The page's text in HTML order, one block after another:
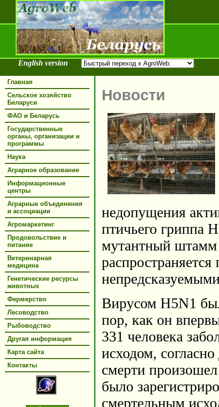
English version
Главная
Сельское хозяйство
Беларуси
ФАО и Беларусь
Государственные
органы, организации и
программы
Наука
Аграрное образование
Информационные
центры
Аграрные объединения
и ассоциации
Агромаркетинг
Продовольствие и
питание
Ветеринарная
медицина
Генетические ресурсы
животных
Фермерство
Лесоводство
Рыбоводство
Другая информация
Карта сайта
Контакты
Новости
недопущения
птичьего гриппа
мутантный штамм
Вирусом H5N1
пор, как он
331 человека
исходом,
смерти
было
смертельным